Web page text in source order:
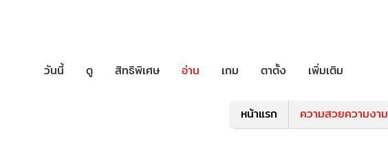
วันนี้ ดู สิทธิพิเศษ อ่าน เกม ตาตั้ง เพิ่มเติม
หน้าแรก ความสวยความงาม